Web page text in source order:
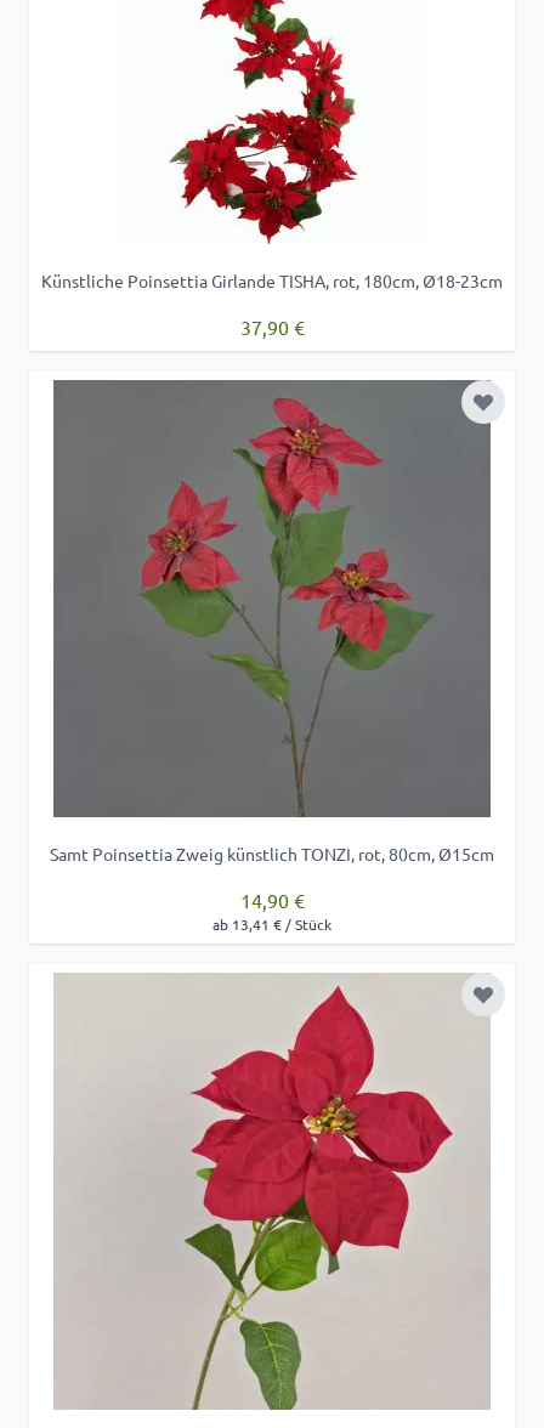
Künstliche Poinsettia Girlande TISHA, rot, 180cm, Ø18-23cm
37,90 €
Zur
Samt Poinsettia Zweig künstlich TONZI, rot, 80cm, Ø15cm
14,90 €
ab 13,41 € / Stück
Zur